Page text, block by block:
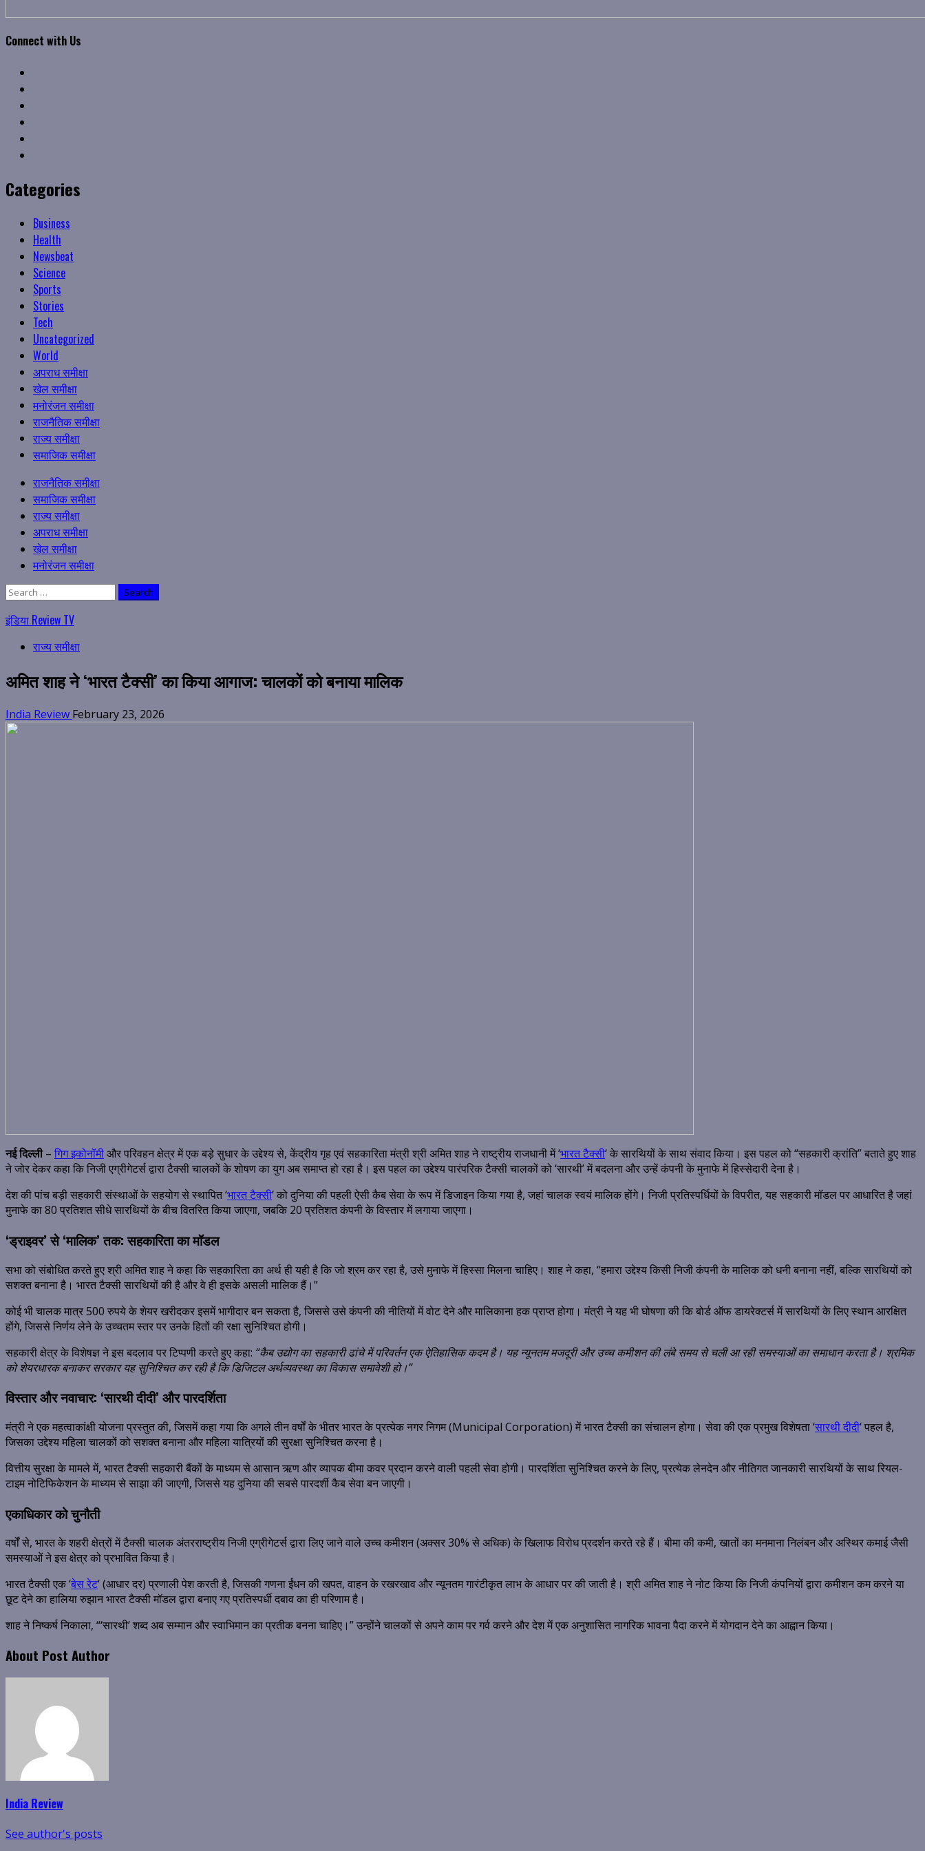
Connect with Us
Categories
Business
Health
Newsbeat
Science
Sports
Stories
Tech
Uncategorized
World
अपराध समीक्षा
खेल समीक्षा
मनोरंजन समीक्षा
राजनैतिक समीक्षा
राज्य समीक्षा
समाजिक समीक्षा
Primary
Menu
राजनैतिक समीक्षा
समाजिक समीक्षा
राज्य समीक्षा
अपराध समीक्षा
खेल समीक्षा
मनोरंजन समीक्षा
Search
इंडिया Review TV
राज्य समीक्षा
अमित शाह ने ‘भारत टैक्सी’ का किया आगाज: चालकों को बनाया मालिक
India Review February 23, 2026
नई दिल्ली– गिग इकोनॉमीऔर परिवहन क्षेत्र में एक बड़े सुधार के उद्देश्य से, केंद्रीय गृह एवं सहकारिता मंत्री श्री अमित शाह ने राष्ट्रीय राजधानी में ‘भारत टैक्सी‘ के सारथियों के साथ संवाद किया। इस पहल को “सहकारी क्रांति” बताते हुए शाह
ने जोर देकर कहा कि निजी एग्रीगेटर्स द्वारा टैक्सी चालकों के शोषण का युग अब समाप्त हो रहा है। इस पहल का उद्देश्य पारंपरिक टैक्सी चालकों को ‘सारथी’ में बदलना और उन्हें कंपनी के मुनाफे में हिस्सेदारी देना है।
देश की पांच बड़ी सहकारी संस्थाओं के सहयोग से स्थापित ‘भारत टैक्सी‘ को दुनिया की पहली ऐसी कैब सेवा के रूप में डिजाइन किया गया है, जहां चालक स्वयं मालिक होंगे। निजी प्रतिस्पर्धियों के विपरीत, यह सहकारी मॉडल पर आधारित है जहां
मुनाफे का 80 प्रतिशत सीधे सारथियों के बीच वितरित किया जाएगा, जबकि 20 प्रतिशत कंपनी के विस्तार में लगाया जाएगा।
‘ड्राइवर’ से ‘मालिक’ तक: सहकारिता का मॉडल
सभा को संबोधित करते हुए श्री अमित शाह ने कहा कि सहकारिता का अर्थ ही यही है कि जो श्रम कर रहा है, उसे मुनाफे में हिस्सा मिलना चाहिए। शाह ने कहा, “हमारा उद्देश्य किसी निजी कंपनी के मालिक को धनी बनाना नहीं, बल्कि सारथियों को
सशक्त बनाना है। भारत टैक्सी सारथियों की है और वे ही इसके असली मालिक हैं।”
कोई भी चालक मात्र 500 रुपये के शेयर खरीदकर इसमें भागीदार बन सकता है, जिससे उसे कंपनी की नीतियों में वोट देने और मालिकाना हक प्राप्त होगा। मंत्री ने यह भी घोषणा की कि बोर्ड ऑफ डायरेक्टर्स में सारथियों के लिए स्थान आरक्षित
होंगे, जिससे निर्णय लेने के उच्चतम स्तर पर उनके हितों की रक्षा सुनिश्चित होगी।
सहकारी क्षेत्र के विशेषज्ञ ने इस बदलाव पर टिप्पणी करते हुए कहा: “कैब उद्योग का सहकारी ढांचे में परिवर्तन एक ऐतिहासिक कदम है। यह न्यूनतम मजदूरी और उच्च कमीशन की लंबे समय से चली आ रही समस्याओं का समाधान करता है। श्रमिक
को शेयरधारक बनाकर सरकार यह सुनिश्चित कर रही है कि डिजिटल अर्थव्यवस्था का विकास समावेशी हो।”
विस्तार और नवाचार: ‘सारथी दीदी’ और पारदर्शिता
मंत्री ने एक महत्वाकांक्षी योजना प्रस्तुत की, जिसमें कहा गया कि अगले तीन वर्षों के भीतर भारत के प्रत्येक नगर निगम (Municipal Corporation) में भारत टैक्सी का संचालन होगा। सेवा की एक प्रमुख विशेषता ‘सारथी दीदी‘ पहल है,
जिसका उद्देश्य महिला चालकों को सशक्त बनाना और महिला यात्रियों की सुरक्षा सुनिश्चित करना है।
वित्तीय सुरक्षा के मामले में, भारत टैक्सी सहकारी बैंकों के माध्यम से आसान ऋण और व्यापक बीमा कवर प्रदान करने वाली पहली सेवा होगी। पारदर्शिता सुनिश्चित करने के लिए, प्रत्येक लेनदेन और नीतिगत जानकारी सारथियों के साथ रियल-
टाइम नोटिफिकेशन के माध्यम से साझा की जाएगी, जिससे यह दुनिया की सबसे पारदर्शी कैब सेवा बन जाएगी।
एकाधिकार को चुनौती
वर्षों से, भारत के शहरी क्षेत्रों में टैक्सी चालक अंतरराष्ट्रीय निजी एग्रीगेटर्स द्वारा लिए जाने वाले उच्च कमीशन (अक्सर 30% से अधिक) के खिलाफ विरोध प्रदर्शन करते रहे हैं। बीमा की कमी, खातों का मनमाना निलंबन और अस्थिर कमाई जैसी
समस्याओं ने इस क्षेत्र को प्रभावित किया है।
भारत टैक्सी एक ‘बेस रेट‘ (आधार दर) प्रणाली पेश करती है, जिसकी गणना ईंधन की खपत, वाहन के रखरखाव और न्यूनतम गारंटीकृत लाभ के आधार पर की जाती है। श्री अमित शाह ने नोट किया कि निजी कंपनियों द्वारा कमीशन कम करने या
छूट देने का हालिया रुझान भारत टैक्सी मॉडल द्वारा बनाए गए प्रतिस्पर्धी दबाव का ही परिणाम है।
शाह ने निष्कर्ष निकाला, “‘सारथी’ शब्द अब सम्मान और स्वाभिमान का प्रतीक बनना चाहिए।” उन्होंने चालकों से अपने काम पर गर्व करने और देश में एक अनुशासित नागरिक भावना पैदा करने में योगदान देने का आह्वान किया।
About Post Author
India Review
See author's posts